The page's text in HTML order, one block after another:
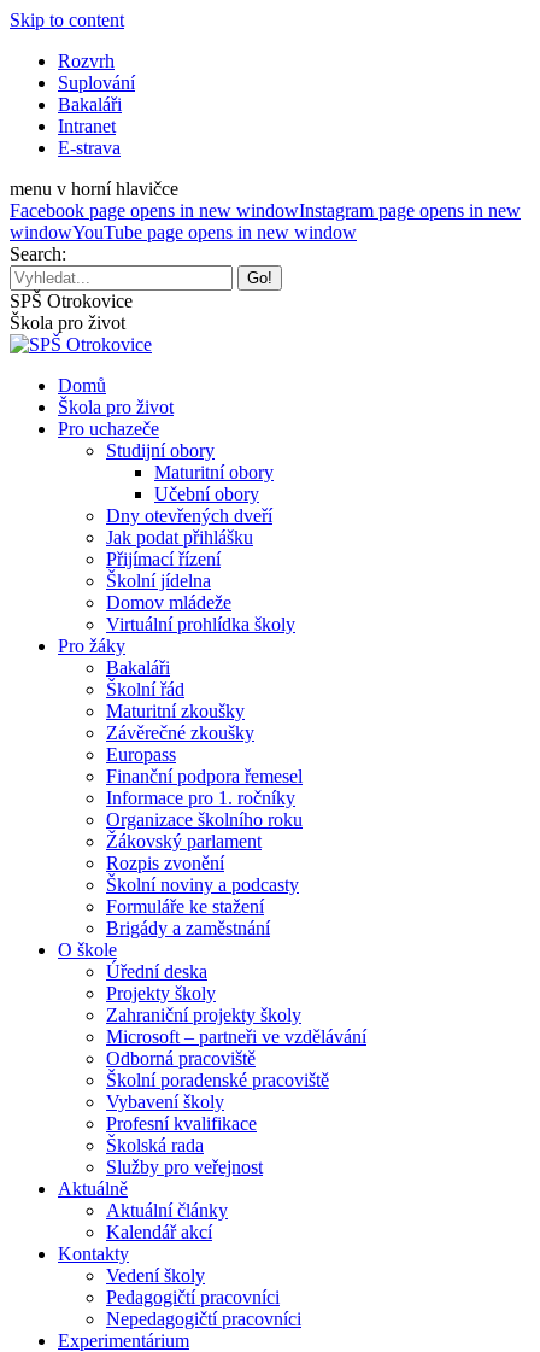
Skip to content
Rozvrh
Suplování
Bakaláři
Intranet
E-strava
menu v horní hlavičce
Facebook page opens in new windowInstagram page opens in new
windowYouTube page opens in new window
Search:
SPŠ Otrokovice
Škola pro život
Domů
Škola pro život
Pro uchazeče
Studijní obory
Maturitní obory
Učební obory
Dny otevřených dveří
Jak podat přihlášku
Přijímací řízení
Školní jídelna
Domov mládeže
Virtuální prohlídka školy
Pro žáky
Bakaláři
Školní řád
Maturitní zkoušky
Závěrečné zkoušky
Europass
Finanční podpora řemesel
Informace pro 1. ročníky
Organizace školního roku
Žákovský parlament
Rozpis zvonění
Školní noviny a podcasty
Formuláře ke stažení
Brigády a zaměstnání
O škole
Úřední deska
Projekty školy
Zahraniční projekty školy
Microsoft – partneři ve vzdělávání
Odborná pracoviště
Školní poradenské pracoviště
Vybavení školy
Profesní kvalifikace
Školská rada
Služby pro veřejnost
Aktuálně
Aktuální články
Kalendář akcí
Kontakty
Vedení školy
Pedagogičtí pracovníci
Nepedagogičtí pracovníci
Experimentárium